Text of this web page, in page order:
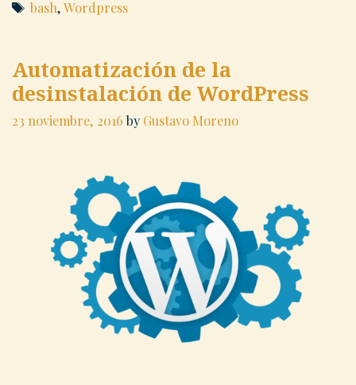
Tags
bash,Wordpress
Automatización de la
desinstalación de WordPress
23 noviembre, 2016 by Gustavo Moreno